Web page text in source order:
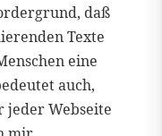
daß
Texte
eine
auch,
jeder Webseite